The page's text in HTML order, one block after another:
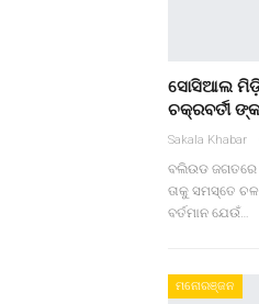
ସୋସିଆଲ
ଚକ୍ରବର୍ତୀ
Sakala Khabar
ବଲିଉଡ ଜଗତରେ
ତାକୁ ସମସ୍ତେ
ବର୍ତମାନ ଯେଉଁ…
ମନୋରଞ୍ଜନ